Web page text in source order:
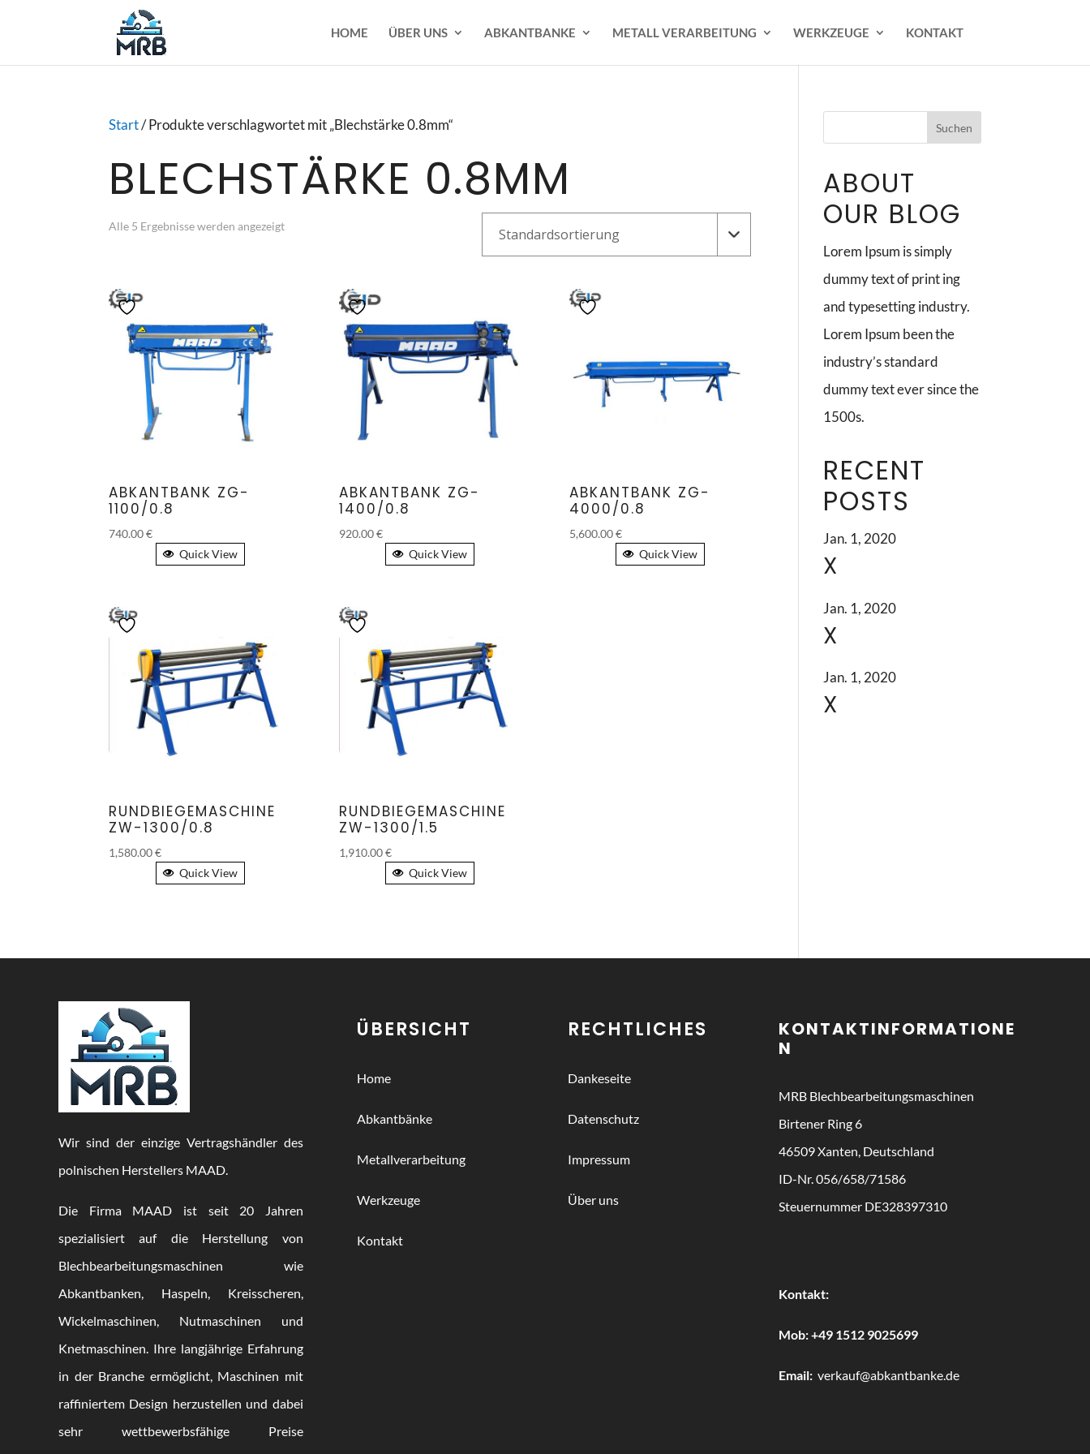
HOME ÜBER UNS ABKANTBANKE METALL VERARBEITUNG WERKZEUGE KONTAKT
Start/ Produkte verschlagwortet mit „Blechstärke 0.8mm“
BLECHSTÄRKE 0.8MM
Alle 5 Ergebnisse werden angezeigt
ABKANTBANK ZG-
1100/0.8
740.00€
Quick View
ABKANTBANK ZG-
1400/0.8
920.00€
Quick View
ABKANTBANK ZG-
4000/0.8
5,600.00€
Quick View
RUNDBIEGEMASCHINE
ZW-1300/0.8
1,580.00€
Quick View
RUNDBIEGEMASCHINE
ZW-1300/1.5
1,910.00€
Quick View
ABOUT
OUR BLOG
Lorem Ipsum is simply
dummy text of print ing
and typesetting industry.
Lorem Ipsum been the
industry’s standard
dummy text ever since the
1500s.
RECENT
POSTS
Jan. 1, 2020
X
Jan. 1, 2020
X
Jan. 1, 2020
X
Wir sind der einzige Vertragshändler des
polnischen Herstellers MAAD.
Die Firma MAAD ist seit 20 Jahren
spezialisiert auf die Herstellung von
Blechbearbeitungsmaschinen wie
Abkantbanken, Haspeln, Kreisscheren,
Wickelmaschinen, Nutmaschinen und
Knetmaschinen. Ihre langjährige Erfahrung
in der Branche ermöglicht, Maschinen mit
raffiniertem Design herzustellen und dabei
sehr wettbewerbsfähige Preise
ÜBERSICHT
Home
Abkantbänke
Metallverarbeitung
Werkzeuge
Kontakt
RECHTLICHES
Dankeseite
Datenschutz
Impressum
Über uns
KONTAKTINFORMATIONE
N
MRB Blechbearbeitungsmaschinen
Birtener Ring 6
46509 Xanten, Deutschland
ID-Nr. 056/658/71586
Steuernummer DE328397310
Kontakt:
Mob:+49 1512 9025699
Email: verkauf@abkantbanke.de